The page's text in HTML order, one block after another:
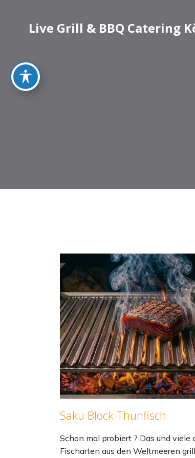
Live Grill & BBQ Catering
Saku Block Thunfisch
Schon mal probiert ? Das und viele
Fischarten aus den Weltmeeren